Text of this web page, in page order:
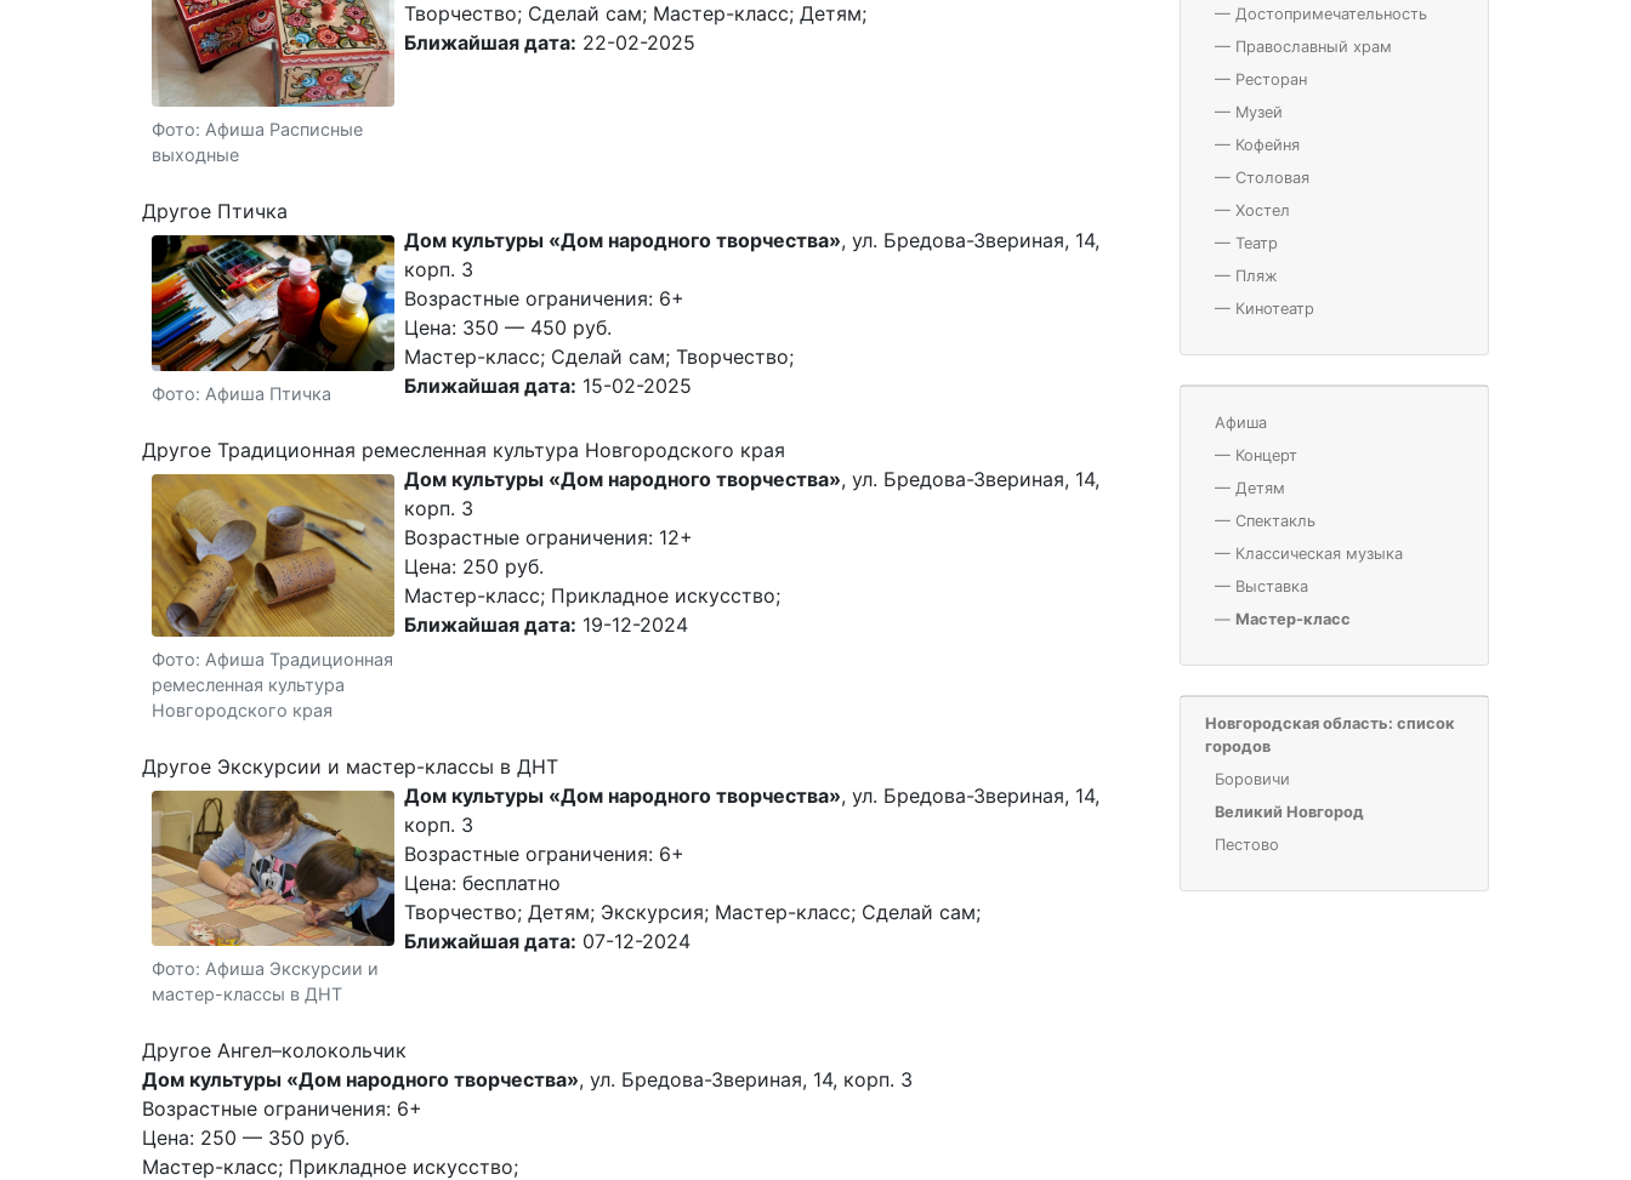
Фото: Афиша Расписные
выходные
Творчество; Cделай сам; Мастер-класс; Детям;
Ближайшая дата: 22-02-2025
Другое Птичка
Фото: Афиша Птичка
Дом культуры «Дом народного творчества», ул. Бредова-Звериная, 14,
корп. 3
Возрастные ограничения: 6+
Цена: 350 — 450 руб.
Мастер-класс; Cделай сам; Творчество;
Ближайшая дата: 15-02-2025
Другое Традиционная ремесленная культура Новгородского края
Фото: Афиша Традиционная
ремесленная культура
Новгородского края
Дом культуры «Дом народного творчества», ул. Бредова-Звериная, 14,
корп. 3
Возрастные ограничения: 12+
Цена: 250 руб.
Мастер-класс; Прикладное искусство;
Ближайшая дата: 19-12-2024
Другое Экскурсии и мастер-классы в ДНТ
Фото: Афиша Экскурсии и
мастер-классы в ДНТ
Дом культуры «Дом народного творчества», ул. Бредова-Звериная, 14,
корп. 3
Возрастные ограничения: 6+
Цена: бесплатно
Творчество; Детям; Экскурсия; Мастер-класс; Cделай сам;
Ближайшая дата: 07-12-2024
Другое Ангел–колокольчик
Дом культуры «Дом народного творчества», ул. Бредова-Звериная, 14, корп. 3
Возрастные ограничения: 6+
Цена: 250 — 350 руб.
Мастер-класс; Прикладное искусство;
— Достопримечательность
— Православный храм
— Ресторан
— Музей
— Кофейня
— Столовая
— Хостел
— Театр
— Пляж
— Кинотеатр
Афиша
— Концерт
— Детям
— Спектакль
— Классическая музыка
— Выставка
— Мастер-класс
Новгородская область: список
городов
Боровичи
Великий Новгород
Пестово